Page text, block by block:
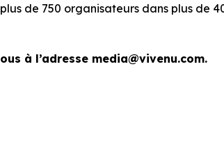
de 750 organisateurs dans plus de
à l’adresse media@vivenu.com.